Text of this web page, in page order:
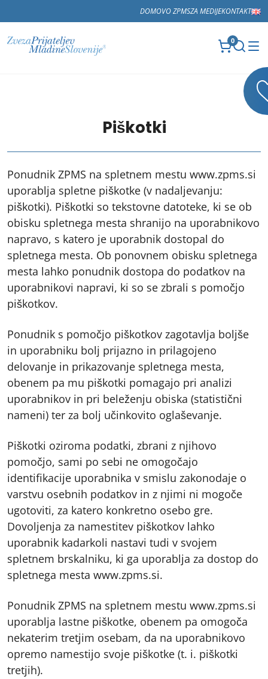
DOMOVO ZPMSZA MEDIJEKONTAKT
0
Piškotki
Ponudnik ZPMS na spletnem mestu www.zpms.si
uporablja spletne piškotke (v nadaljevanju:
piškotki). Piškotki so tekstovne datoteke, ki se ob
obisku spletnega mesta shranijo na uporabnikovo
napravo, s katero je uporabnik dostopal do
spletnega mesta. Ob ponovnem obisku spletnega
mesta lahko ponudnik dostopa do podatkov na
uporabnikovi napravi, ki so se zbrali s pomočjo
piškotkov.
Ponudnik s pomočjo piškotkov zagotavlja boljše
in uporabniku bolj prijazno in prilagojeno
delovanje in prikazovanje spletnega mesta,
obenem pa mu piškotki pomagajo pri analizi
uporabnikov in pri beleženju obiska (statistični
nameni) ter za bolj učinkovito oglaševanje.
Piškotki oziroma podatki, zbrani z njihovo
pomočjo, sami po sebi ne omogočajo
identifikacije uporabnika v smislu zakonodaje o
varstvu osebnih podatkov in z njimi ni mogoče
ugotoviti, za katero konkretno osebo gre.
Dovoljenja za namestitev piškotkov lahko
uporabnik kadarkoli nastavi tudi v svojem
spletnem brskalniku, ki ga uporablja za dostop do
spletnega mesta www.zpms.si.
Ponudnik ZPMS na spletnem mestu www.zpms.si
uporablja lastne piškotke, obenem pa omogoča
nekaterim tretjim osebam, da na uporabnikovo
opremo namestijo svoje piškotke (t. i. piškotki
tretjih).